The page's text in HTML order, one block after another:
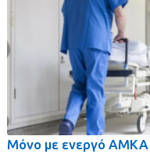
Μόνο με ενεργό ΑΜΚΑ